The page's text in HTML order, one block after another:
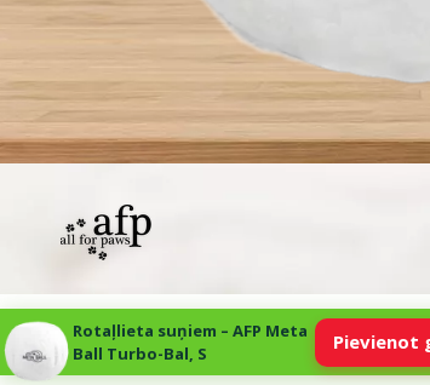
Rotaļlieta suņiem – AFP Meta
Ball Turbo-Bal, S
Pievienot